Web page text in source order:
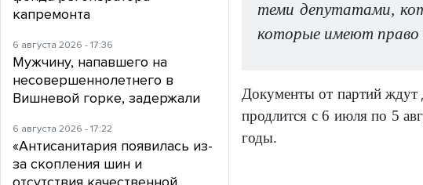
теми депутатами,
которые имеют право
Документы от партий ждут
продлится с 6 июля по 5
годы.
капремонта
6 августа 2026 - 17:36
Мужчину, напавшего на
несовершеннолетнего в
Вишневой горке, задержали
6 августа 2026 - 17:22
«Антисанитария появилась из-
за скопления шин и